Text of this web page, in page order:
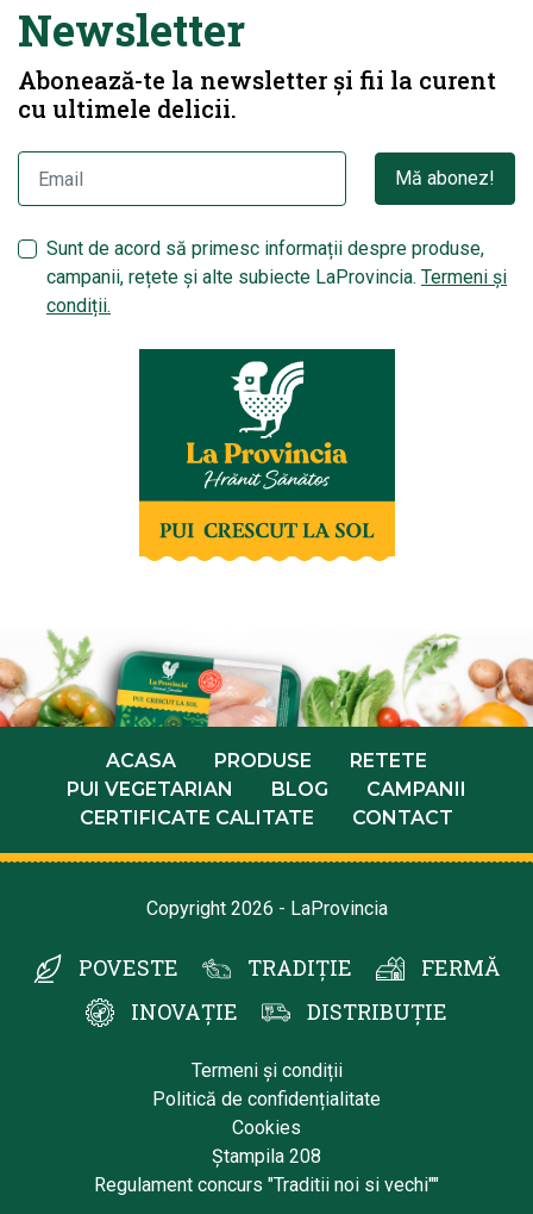
Newsletter
Abonează-te la newsletter și fii la curent
cu ultimele delicii.
Mă abonez!
Sunt de acord să primesc informații despre produse,
campanii, rețete și alte subiecte LaProvincia. Termeni și
condiții.
ACASA PRODUSE
RETETE
PUI VEGETARIAN
BLOG
CAMPANII
CERTIFICATE CALITATE
CONTACT
Copyright 2026 - LaProvincia
POVESTE TRADIȚIE
FERMĂ
INOVAȚIE
DISTRIBUȚIE
Termeni și condiții
Politică de confidențialitate
Cookies
Ștampila 208
Regulament concurs "Traditii noi si vechi""